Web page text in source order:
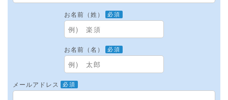
お名前（姓） 必須
お名前（名） 必須
メールアドレス 必須